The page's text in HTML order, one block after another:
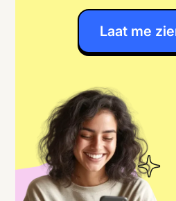
Laat me